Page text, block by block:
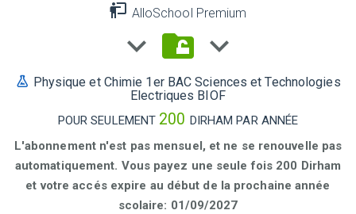
AlloSchool Premium
Physique et Chimie 1er BAC Sciences et Technologies
Electriques BIOF
POUR SEULEMENT 200 DIRHAM PAR ANNÉE
L'abonnement n'est pas mensuel, et ne se renouvelle pas
automatiquement. Vous payez une seule fois 200 Dirham
et votre accés expire au début de la prochaine année
scolaire: 01/09/2027